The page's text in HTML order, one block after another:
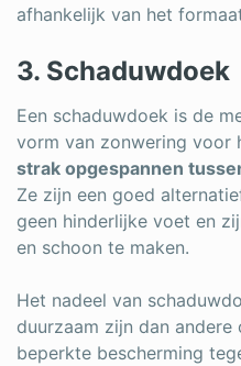
afhankelijk van het
3. Schaduwdoek
Een schaduwdoek is de
vorm van zonwering voor
strak opgespannen
Ze zijn een goed
geen hinderlijke voet en
en schoon te maken.
Het nadeel van
duurzaam zijn dan
beperkte bescherming